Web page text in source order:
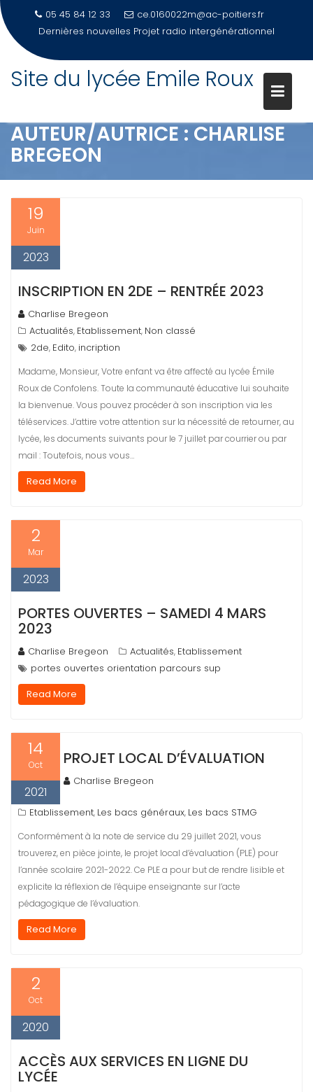
Skip
05 45 84 12 33
ce.0160022m@ac-poitiers.fr
Dernières nouvelles Projet radio intergénérationnel
Site du lycée Emile Roux
AUTEUR/AUTRICE : CHARLISE
BREGEON
19
Juin
2023
INSCRIPTION EN 2DE – RENTRÉE 2023
Charlise Bregeon
Actualités, Etablissement, Non classé
2de, Edito, incription
Madame, Monsieur, Votre enfant va être affecté au lycée Émile
Roux de Confolens. Toute la communauté éducative lui souhaite
la bienvenue. Vous pouvez procéder à son inscription via les
téléservices. J’attire votre attention sur la nécessité de retourner, au
lycée, les documents suivants pour le 7 juillet par courrier ou par
mail : Toutefois, nous vous…
Read More
2
Mar
2023
PORTES OUVERTES – SAMEDI 4 MARS
2023
Charlise Bregeon Actualités, Etablissement
portes ouvertes orientation parcours sup
Read More
14
Oct
2021
PROJET LOCAL D’ÉVALUATION
Charlise Bregeon
Etablissement, Les bacs généraux, Les bacs STMG
Conformément à la note de service du 29 juillet 2021, vous
trouverez, en pièce jointe, le projet local d’évaluation (PLE) pour
l’année scolaire 2021-2022. Ce PLE a pour but de rendre lisible et
explicite la réflexion de l’équipe enseignante sur l’acte
pédagogique de l’évaluation.
Read More
2
Oct
2020
ACCÈS AUX SERVICES EN LIGNE DU
LYCÉE